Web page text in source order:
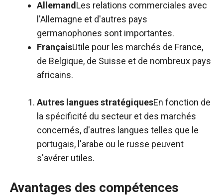
Allemand Les relations commerciales avec
l'Allemagne et d'autres pays
germanophones sont importantes.
FrançaisUtile pour les marchés de France,
de Belgique, de Suisse et de nombreux pays
africains.
Autres langues stratégiquesEn fonction de
la spécificité du secteur et des marchés
concernés, d'autres langues telles que le
portugais, l'arabe ou le russe peuvent
s'avérer utiles.
Avantages des compétences